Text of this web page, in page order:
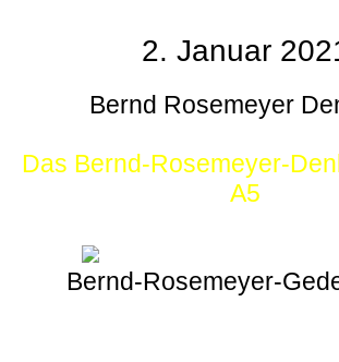
2. Januar
Bernd Rosemeyer
Das Bernd-Rosemeyer-
A5
Bernd-Rosemeyer-